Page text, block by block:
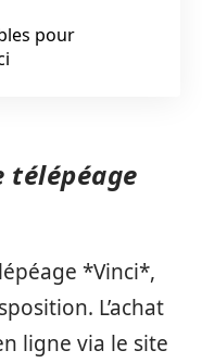
pour
télépéage
*Vinci*,
L’achat
ligne via le site